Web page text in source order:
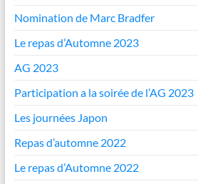
Nomination de Marc Bradfer
Le repas d’Automne 2023
AG 2023
Participation a la soirée de l’AG 2023
Les journées Japon
Repas d’automne 2022
Le repas d’Automne 2022